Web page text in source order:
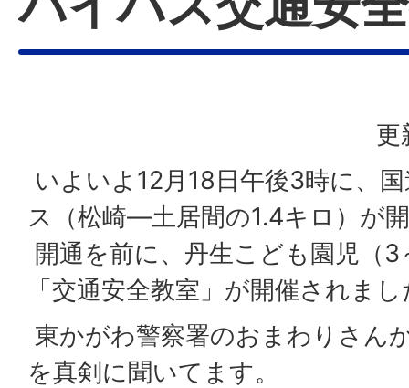
更
いよいよ12月18日午後3時に、
ス（松崎―土居間の1.4キロ）が
開通を前に、丹生こども園児（
「交通安全教室」が開催されま
東かがわ警察署のおまわりさん
を真剣に聞いてます。